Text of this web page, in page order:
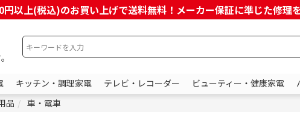
以上(税込)のお買い上げで送料無料！メーカー保証に準じた修理
キッチン・調理家電 テレビ・レコーダー ビューティー・健康家電
品 車・電車